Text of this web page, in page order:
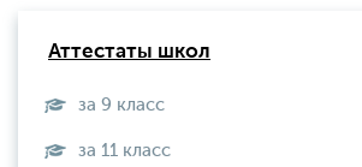
Аттестаты школ
за 9 класс
за 11 класс